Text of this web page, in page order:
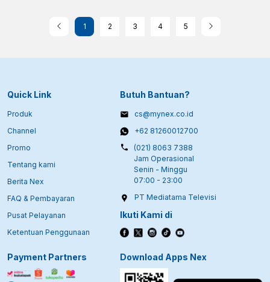
1 2 3 4 5
Quick Link
Produk
Channel
Promo
Tentang kami
Berita Nex
FAQ & Pembayaran
Pusat Pelayanan
Ketentuan Penggunaan
Butuh Bantuan?
cs@mynex.co.id
+62 81260012700
(021) 8063 7388
Jam Operasional
Senin - Minggu
07:00 - 23:00
PT Mediatama Televisi
Ikuti Kami di
Payment Partners Download Apps Nex